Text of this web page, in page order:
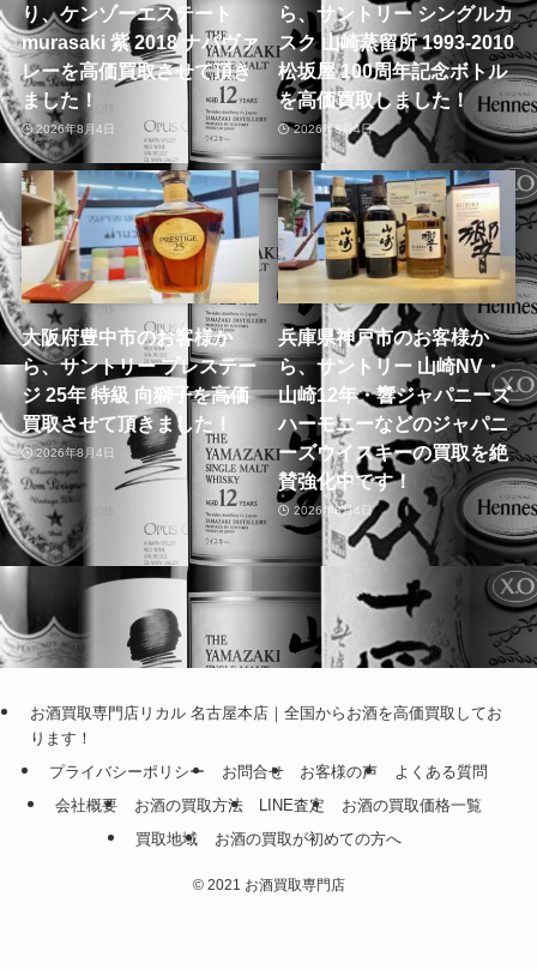
り、ケンゾーエステート
murasaki 紫 2018 ナパヴァ
レーを高価買取させて頂き
ました！
2026年8月4日
ら、サントリー シングルカ
スク 山崎蒸留所 1993-2010
松坂屋 100周年記念ボトル
を高価買取しました！
2026年8月4日
大阪府豊中市のお客様か
ら、サントリー プレステー
ジ 25年 特級 向獅子を高価
買取させて頂きました！
2026年8月4日
兵庫県神戸市のお客様か
ら、サントリー 山崎NV・
山崎12年・響ジャパニーズ
ハーモニーなどのジャパニ
ーズウイスキーの買取を絶
賛強化中です！
2026年8月4日
お酒買取専門店リカル 名古屋本店｜全国からお酒を高価買取してお
ります！
プライバシーポリシー
お問合せ お客様の声
よくある質問
会社概要
お酒の買取方法 LINE査定
お酒の買取価格一覧
買取地域
お酒の買取が初めての方へ
©2021 お酒買取専門店